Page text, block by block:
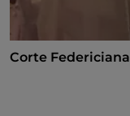
Corte Federiciana